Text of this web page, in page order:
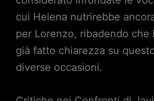
cui Helena nutrirebbe
per Lorenzo, ribadendo che
già fatto chiarezza su
diverse occasioni.